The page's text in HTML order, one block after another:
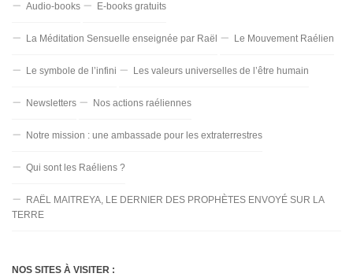
Audio-books E-books gratuits
La Méditation Sensuelle enseignée par Raël Le Mouvement Raélien
Le symbole de l’infini Les valeurs universelles de l’être humain
Newsletters Nos actions raéliennes
Notre mission : une ambassade pour les extraterrestres
Qui sont les Raéliens ?
RAËL MAITREYA, LE DERNIER DES PROPHÈTES ENVOYÉ SUR LA
TERRE
NOS SITES À VISITER :